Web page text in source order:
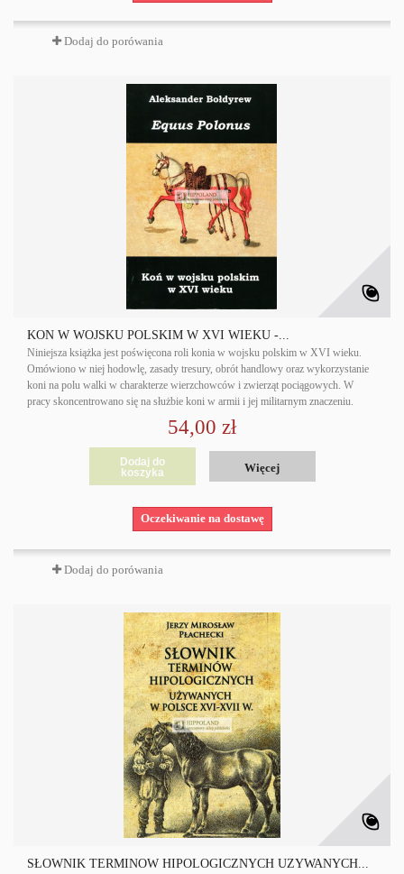
Dodaj do porówania
KON W WOJSKU POLSKIM W XVI WIEKU -...
Niniejsza książka jest poświęcona roli konia w wojsku polskim w XVI wieku.
Omówiono w niej hodowlę, zasady tresury, obrót handlowy oraz wykorzystanie
koni na polu walki w charakterze wierzchowców i zwierząt pociągowych. W
pracy skoncentrowano się na służbie koni w armii i jej militarnym znaczeniu.
54,00 zł
Dodaj do
koszyka
Więcej
Oczekiwanie na dostawę
Dodaj do porówania
SŁOWNIK TERMINÓW HIPOLOGICZNYCH UŻYWANYCH...